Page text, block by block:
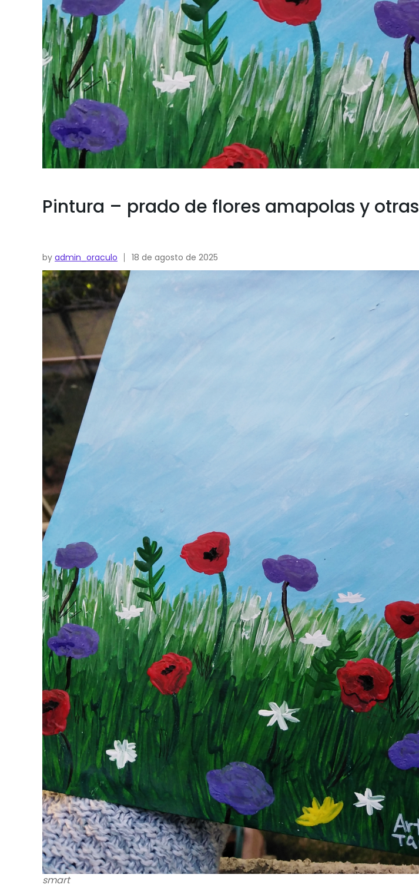
Pintura – prado de flores amapolas y otras
by admin_oraculo 18 de agosto de 2025
smart